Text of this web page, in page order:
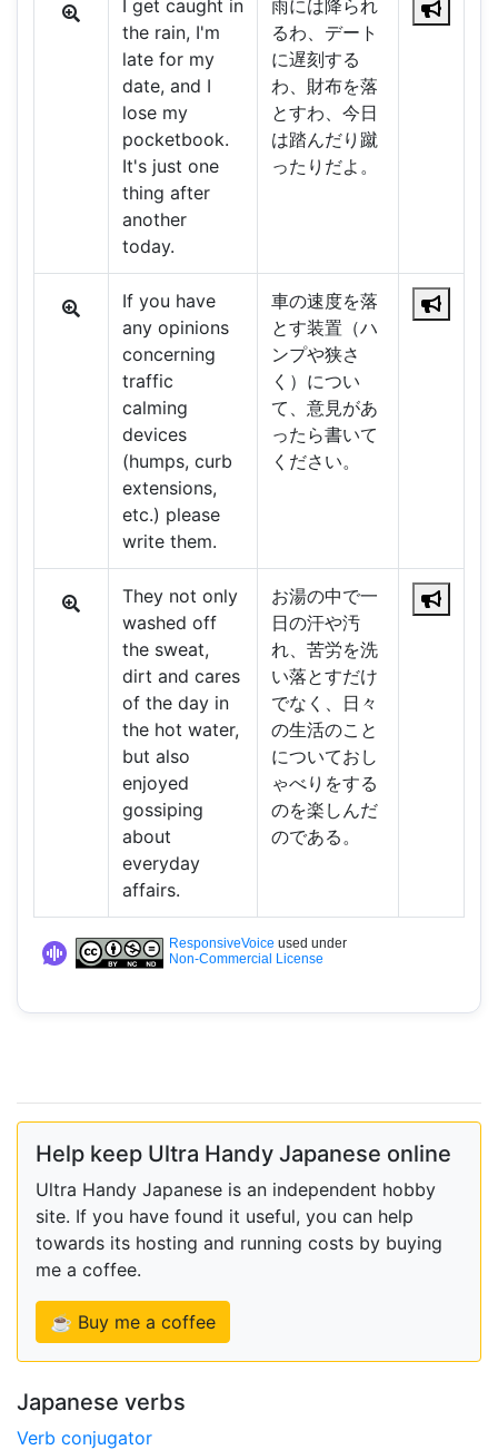
I get caught in
the rain, I'm
late for my
date, and I
lose my
pocketbook.
It's just one
thing after
another
today.
雨には降られ
るわ、デート
に遅刻する
わ、財布を落
とすわ、今日
は踏んだり蹴
ったりだよ。
If you have
any opinions
concerning
traffic
calming
devices
(humps, curb
extensions,
etc.) please
write them.
車の速度を落
とす装置（ハ
ンプや狭さ
く）につい
て、意見があ
ったら書いて
ください。
They not only
washed off
the sweat,
dirt and cares
of the day in
the hot water,
but also
enjoyed
gossiping
about
everyday
affairs.
お湯の中で一
日の汗や汚
れ、苦労を洗
い落とすだけ
でなく、日々
の生活のこと
についておし
ゃべりをする
のを楽しんだ
のである。
ResponsiveVoice used under
Non-Commercial License
Help keep Ultra Handy Japanese online
Ultra Handy Japanese is an independent hobby
site. If you have found it useful, you can help
towards its hosting and running costs by buying
me a coffee.
☕ Buy me a coffee
Japanese verbs
Verb conjugator